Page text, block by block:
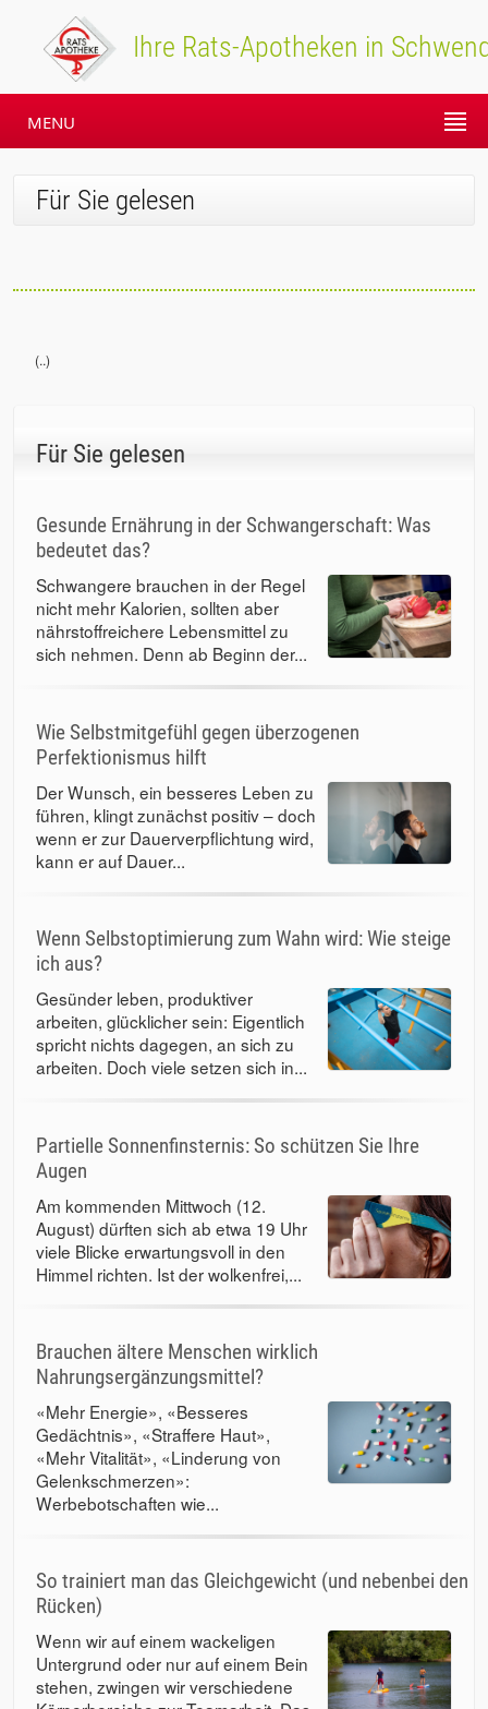
Ihre Rats-Apotheken in
MENU
Für Sie gelesen
(..)
Für Sie gelesen
Gesunde Ernährung in der Schwangerschaft: Was
bedeutet das?
Schwangere brauchen in der Regel
nicht mehr Kalorien, sollten aber
nährstoffreichere Lebensmittel zu
sich nehmen. Denn ab Beginn der...
Wie Selbstmitgefühl gegen überzogenen
Perfektionismus hilft
Der Wunsch, ein besseres Leben zu
führen, klingt zunächst positiv – doch
wenn er zur Dauerverpflichtung wird,
kann er auf Dauer...
Wenn Selbstoptimierung zum Wahn wird: Wie steige
ich aus?
Gesünder leben, produktiver
arbeiten, glücklicher sein: Eigentlich
spricht nichts dagegen, an sich zu
arbeiten. Doch viele setzen sich in...
Partielle Sonnenfinsternis: So schützen Sie Ihre
Augen
Am kommenden Mittwoch (12.
August) dürften sich ab etwa 19 Uhr
viele Blicke erwartungsvoll in den
Himmel richten. Ist der wolkenfrei,...
Brauchen ältere Menschen wirklich
Nahrungsergänzungsmittel?
«Mehr Energie», «Besseres
Gedächtnis», «Straffere Haut»,
«Mehr Vitalität», «Linderung von
Gelenkschmerzen»:
Werbebotschaften wie...
So trainiert man das Gleichgewicht (und nebenbei den
Rücken)
Wenn wir auf einem wackeligen
Untergrund oder nur auf einem Bein
stehen, zwingen wir verschiedene